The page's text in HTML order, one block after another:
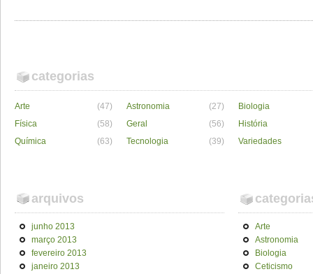
categorias
Arte (47) Astronomia (27)
Biologia
Física
(58) Geral (56)
História
Química
(63) Tecnologia (39) Variedades
arquivos
junho 2013
março 2013
fevereiro 2013
janeiro 2013
Arte
Astronomia
Biologia
Ceticismo